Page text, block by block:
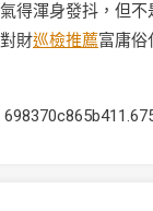
得渾身發抖，但不
財巡檢推薦富庸俗